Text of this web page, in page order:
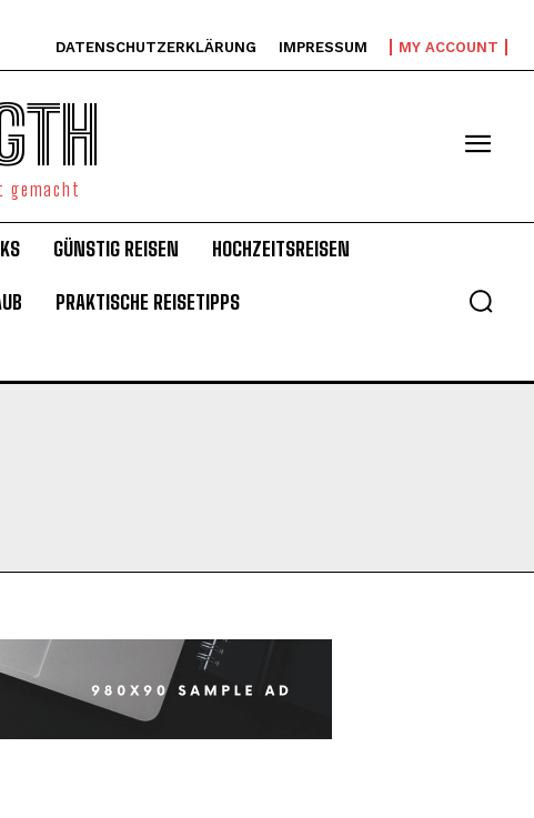
DATENSCHUTZERKLÄRUNG IMPRESSUM MY ACCOUNT
gemacht
GÜNSTIG REISEN HOCHZEITSREISEN
PRAKTISCHE REISETIPPS